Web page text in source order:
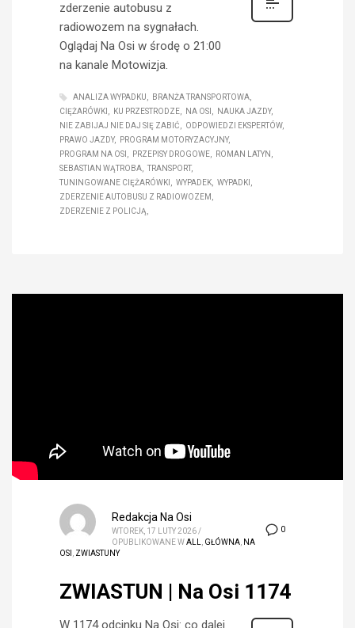
zderzenie autobusu z
radiowozem na sygnałach.
Oglądaj Na Osi w środę o 21:00
na kanale Motowizja.
ANALIZA WYPADKU
BRANŻA TRANSPORTOWA
CIĘŻARÓWKI
KU PRZESTRODZE NA OSI
NAUKA JAZDY
NIE ZABIJAJ NIE DAJ SIĘ ZABIĆ
ODPOWIEDZI EKSPERTÓW
PRAWO JAZDY
PROGRAM MOTORYZACYJNY
PROGRAM NA OSI
PRZEPISY DROGOWE
ROMAN LATYN
SEBASTIAN WĄTROBA
TRANSPORT
TUNINGOWANE CIĘŻARÓWKI
WYPADEK
WYPADKI
ZDERZENIE AUTOBUSU Z RADIOWOZEM
ZDERZENIE Z POLICJĄ
0
Redakcja Na Osi
WTOREK, 17 LUTY 2026/
OPUBLIKOWANE WALL, GŁÓWNA, NA
OSI , ZWIASTUNY
ZWIASTUN | Na Osi 1174
W 1174 odcinku Na Osi: co dalej